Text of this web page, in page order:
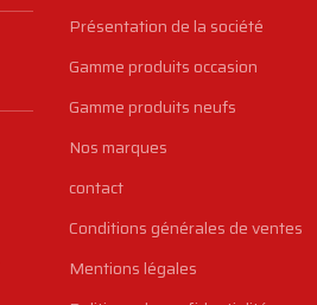
Présentation de la société
Gamme produits occasion
Gamme produits neufs
Nos marques
contact
Conditions générales de ventes
Mentions légales